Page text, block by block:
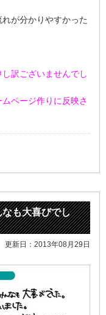
が分かりやすかった
訳ございませんでし
ページ作りに反映さ
も大喜びでし
更新日：2013年08月29日